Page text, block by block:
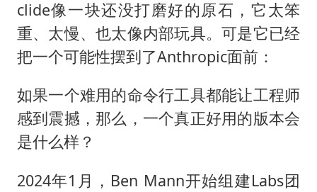
clide像一块还没打磨好的原石，它太笨
重、太慢、也太像内部玩具。可是它已经
把一个可能性摆到了Anthropic面前：
如果一个难用的命令行工具都能让工程师
感到震撼，那么，一个真正好用的版本会
是什么样？
2024年1月，Ben Mann开始组建Labs团